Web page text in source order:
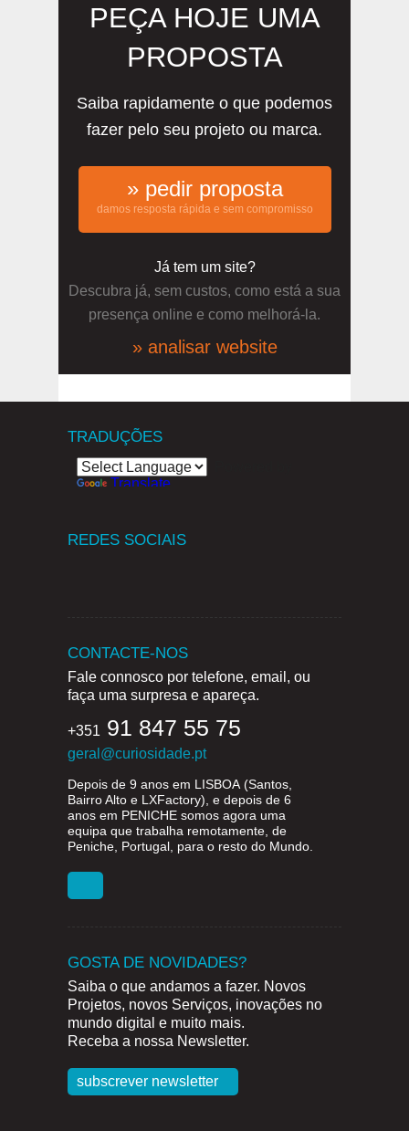
PEÇA HOJE UMA
PROPOSTA
Saiba rapidamente o que podemos
fazer pelo seu projeto ou marca.
» pedir proposta
damos resposta rápida e sem compromisso
Já tem um site?
Descubra já, sem custos, como está a sua
presença online e como melhorá-la.
» analisar website
TRADUÇÕES
Translate
REDES SOCIAIS
CONTACTE-NOS
Fale connosco por telefone, email, ou
faça uma surpresa e apareça.
+351 91 847 55 75
geral@curiosidade.pt
Depois de 9 anos em LISBOA (Santos,
Bairro Alto e LXFactory), e depois de 6
anos em PENICHE somos agora uma
equipa que trabalha remotamente, de
Peniche, Portugal, para o resto do Mundo.
GOSTA DE NOVIDADES?
Saiba o que andamos a fazer. Novos
Projetos, novos Serviços, inovações no
mundo digital e muito mais.
Receba a nossa Newsletter.
subscrever newsletter